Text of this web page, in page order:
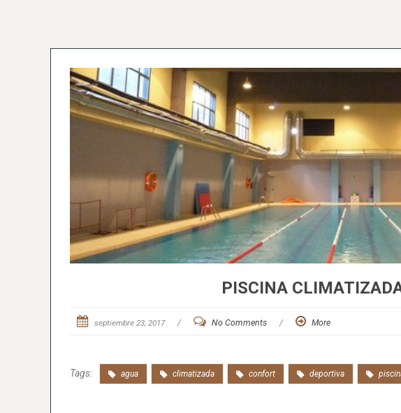
PISCINA
septiembre 23, 2017 / No Comments / More
Tags: agua climatizada confort deportiva